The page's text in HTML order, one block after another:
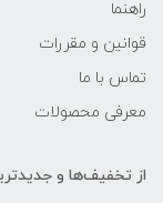
راهنما
قوانین و مقررات
تماس با ما
معرفی محصولات
از تخفیف‌ها و